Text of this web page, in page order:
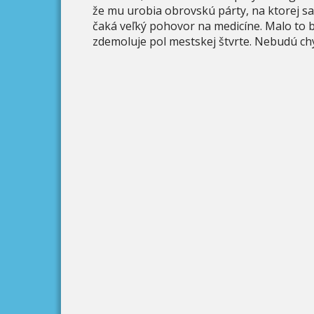
že mu urobia obrovskú párty, na ktorej
čaká veľký pohovor na medicíne. Malo
zdemoluje pol mestskej štvrte. Nebudú